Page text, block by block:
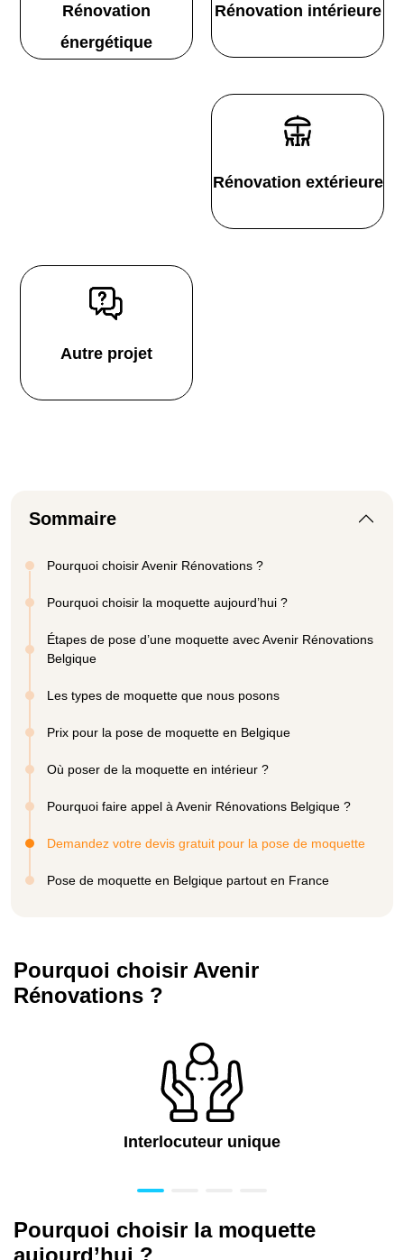
Rénovation
énergétique
Rénovation intérieure
Rénovation extérieure
Autre projet
Sommaire
Pourquoi choisir Avenir Rénovations ?
Pourquoi choisir la moquette aujourd’hui ?
Étapes de pose d’une moquette avec Avenir Rénovations
Belgique
Les types de moquette que nous posons
Prix pour la pose de moquette en Belgique
Où poser de la moquette en intérieur ?
Pourquoi faire appel à Avenir Rénovations Belgique ?
Demandez votre devis gratuit pour la pose de moquette
Pose de moquette en Belgique partout en France
Pourquoi choisir Avenir
Rénovations ?
Interlocuteur unique
Pourquoi choisir la moquette
aujourd’hui ?